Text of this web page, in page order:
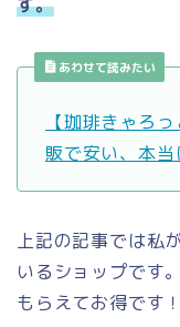
す。
あわせて読みたい
【珈琲きゃろ
販で安い、本当
上記の記事では私
いるショップです
もらえてお得です！